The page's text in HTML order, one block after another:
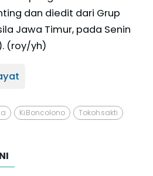
dan diedit dari Grup
Jawa Timur, pada Senin
(roy/yh)
Ki Boncolono Tokoh sakti